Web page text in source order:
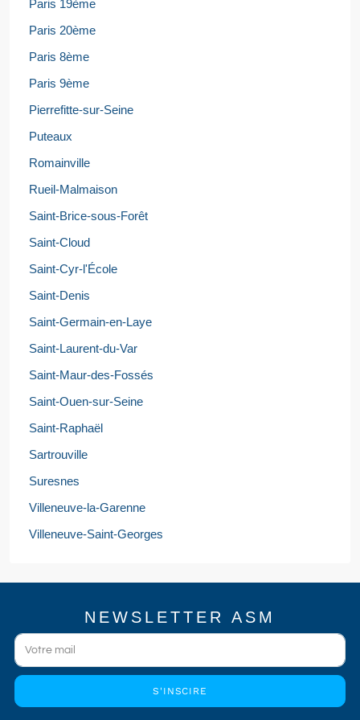
Paris 19ème
Paris 20ème
Paris 8ème
Paris 9ème
Pierrefitte-sur-Seine
Puteaux
Romainville
Rueil-Malmaison
Saint-Brice-sous-Forêt
Saint-Cloud
Saint-Cyr-l'École
Saint-Denis
Saint-Germain-en-Laye
Saint-Laurent-du-Var
Saint-Maur-des-Fossés
Saint-Ouen-sur-Seine
Saint-Raphaël
Sartrouville
Suresnes
Villeneuve-la-Garenne
Villeneuve-Saint-Georges
NEWSLETTER ASM
S'INSCIRE